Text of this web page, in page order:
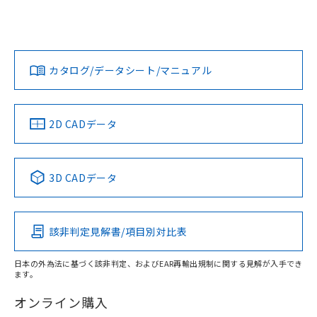
カタログ/データシート/マニュアル
2D CADデータ
3D CADデータ
該非判定見解書/項目別対比表
日本の外為法に基づく該非判定、およびEAR再輸出規制に関する見解が入手でき
ます。
オンライン購入
荷製品に未対応品が混在することから備考
欄に対応日を記載しておりました。
既に当社にて対応品への在庫切替を完了
す。